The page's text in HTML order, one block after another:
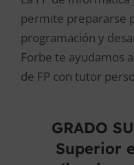
permite prepararse
programación y
Forbe te ayudamos
de FP con tutor
GRADO
Superior